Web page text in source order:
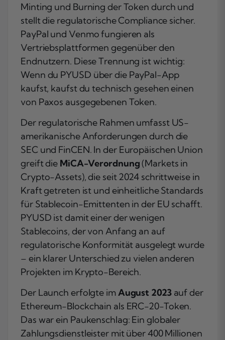
Minting und Burning der Token durch und
stellt die regulatorische Compliance sicher.
PayPal und Venmo fungieren als
Vertriebsplattformen gegenüber den
Endnutzern. Diese Trennung ist wichtig:
Wenn du PYUSD über die PayPal-App
kaufst, kaufst du technisch gesehen einen
von Paxos ausgegebenen Token.
Der regulatorische Rahmen umfasst US-
amerikanische Anforderungen durch die
SEC und FinCEN. In der Europäischen Union
greift die MiCA-Verordnung(Markets in
Crypto-Assets), die seit 2024 schrittweise in
Kraft getreten ist und einheitliche Standards
für Stablecoin-Emittenten in der EU schafft.
PYUSD ist damit einer der wenigen
Stablecoins, der von Anfang an auf
regulatorische Konformität ausgelegt wurde
– ein klarer Unterschied zu vielen anderen
Projekten im Krypto-Bereich.
Der Launch erfolgte imAugust 2023auf der
Ethereum-Blockchain als ERC-20-Token.
Das war ein Paukenschlag: Ein globaler
Zahlungsdienstleister mit über 400 Millionen